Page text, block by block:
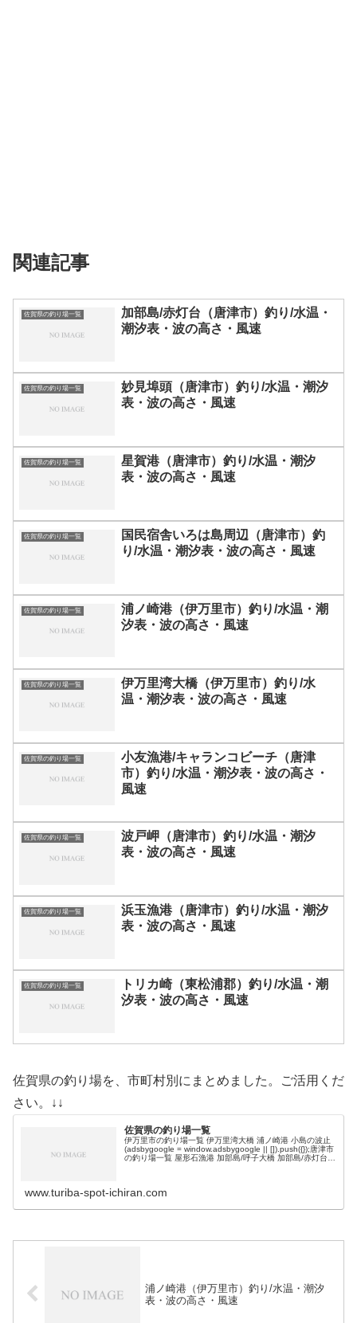
関連記事
佐賀県の釣り場一覧
加部島/赤灯台（唐津市）釣り/水温・
潮汐表・波の高さ・風速
佐賀県の釣り場一覧
妙見埠頭（唐津市）釣り/水温・潮汐
表・波の高さ・風速
佐賀県の釣り場一覧
星賀港（唐津市）釣り/水温・潮汐
表・波の高さ・風速
佐賀県の釣り場一覧
国民宿舎いろは島周辺（唐津市）釣
り/水温・潮汐表・波の高さ・風速
佐賀県の釣り場一覧
浦ノ崎港（伊万里市）釣り/水温・潮
汐表・波の高さ・風速
佐賀県の釣り場一覧
伊万里湾大橋（伊万里市）釣り/水
温・潮汐表・波の高さ・風速
佐賀県の釣り場一覧
小友漁港/キャランコビーチ（唐津
市）釣り/水温・潮汐表・波の高さ・
風速
佐賀県の釣り場一覧
波戸岬（唐津市）釣り/水温・潮汐
表・波の高さ・風速
佐賀県の釣り場一覧
浜玉漁港（唐津市）釣り/水温・潮汐
表・波の高さ・風速
佐賀県の釣り場一覧
トリカ崎（東松浦郡）釣り/水温・潮
汐表・波の高さ・風速
佐賀県の釣り場を、市町村別にまとめました。ご活用くだ
さい。↓↓
佐賀県の釣り場一覧
伊万里市の釣り場一覧 伊万里湾大橋 浦ノ崎港 小島の波止
(adsbygoogle = window.adsbygoogle || []).push({});唐津市
の釣り場一覧 屋形石漁港 加部島/呼子大橋 加部島/赤灯台
www.turiba-spot-ichiran.com
浦ノ崎港（伊万里市）釣り/水温・潮汐
表・波の高さ・風速